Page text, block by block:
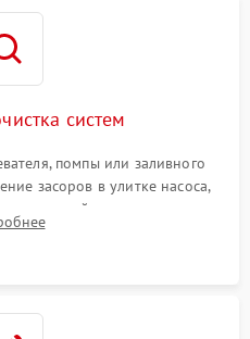
систем
помпы или заливного
засоров в улитке насоса,
ремонт платы
поврежденной проводки.